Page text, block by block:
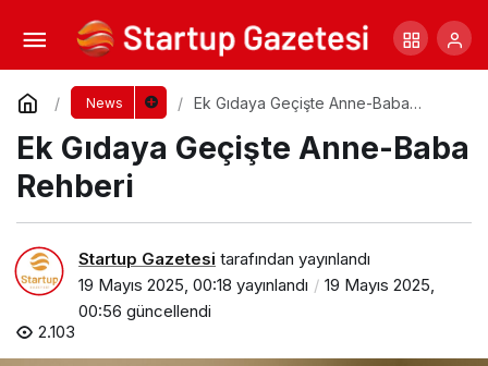
News
Ek Gıdaya Geçişte Anne-Baba
Ek Gıdaya Geçişte Anne-Baba
Rehberi
Startup Gazetesi tarafından yayınlandı
19 Mayıs 2025, 00:18 yayınlandı
19 Mayıs 2025,
00:56 güncellendi
2.103
Anne Sütüyle Başlayan Yaşamın Sessiz
GücüYorum Yap